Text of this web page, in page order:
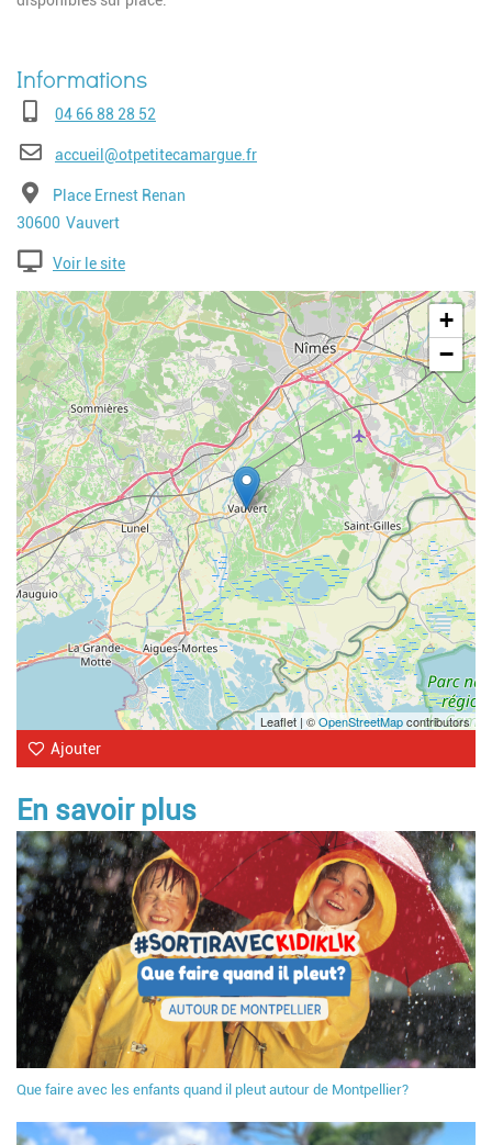
Téléphone04 66 88 28 52
E-mailaccueil@otpetitecamargue.fr
AdressePlace Ernest Renan
Code postal
30600 Ville
Vauvert
Voir le site
Geolocalisation
+
−
Leaflet | ©OpenStreetMapcontributors
Ajouter
En savoir plus
Que faire avec les enfants quand il pleut autour de Montpellier?